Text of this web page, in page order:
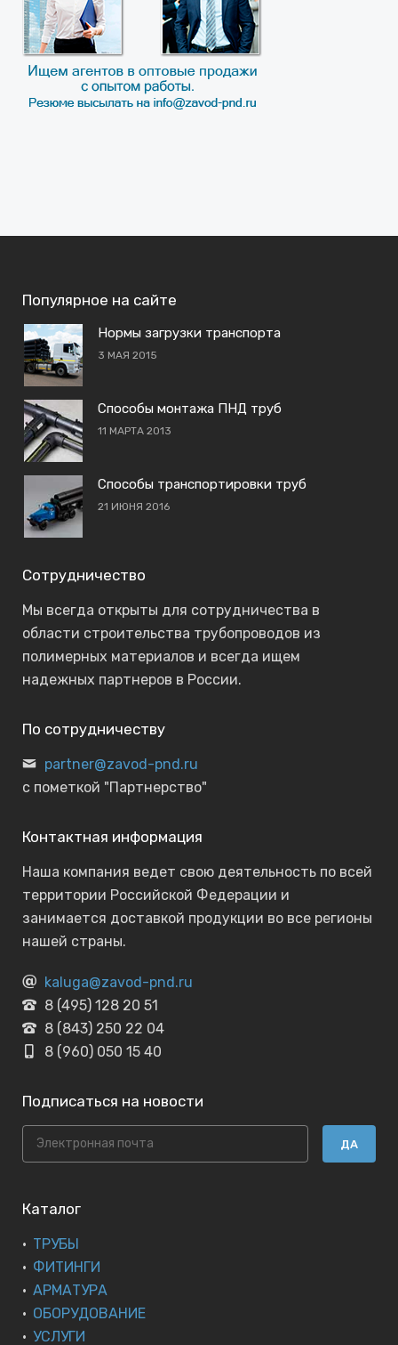
Популярное на сайте
Нормы загрузки транспорта
3 МАЯ 2015
Способы монтажа ПНД труб
11 МАРТА 2013
Способы транспортировки труб
21 ИЮНЯ 2016
Сотрудничество
Мы всегда открыты для сотрудничества в
области строительства трубопроводов из
полимерных материалов и всегда ищем
надежных партнеров в России.
По сотрудничеству
partner@zavod-pnd.ru
с пометкой "Партнерство"
Контактная информация
Наша компания ведет свою деятельность по всей
территории Российской Федерации и
занимается доставкой продукции во все регионы
нашей страны.
kaluga@zavod-pnd.ru
8 (495) 128 20 51
8 (843) 250 22 04
8 (960) 050 15 40
Подписаться на новости
ДА
Каталог
ТРУБЫ
ФИТИНГИ
АРМАТУРА
ОБОРУДОВАНИЕ
УСЛУГИ